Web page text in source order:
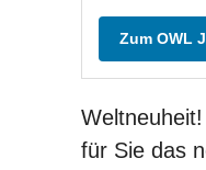
Zum OWL
für Sie das